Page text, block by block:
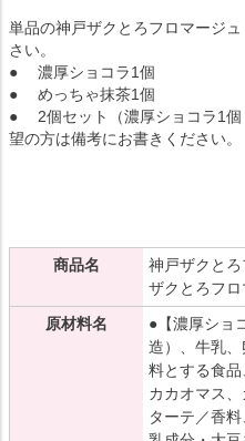
単品の神戸ザクとろフロマージ
さい。
● 濃厚ショコラ1個
● めっちゃ抹茶1個
● 2個セット（濃厚ショコラ1
望の方は備考にお書きください。
商品名
神戸ザクと
ザクとろフ
原材料名
●【濃厚ショ
造）、牛乳
料とする食品
カカオマス
ターテ／香